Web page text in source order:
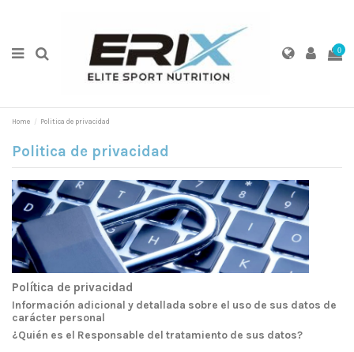
0
Home Politica de privacidad
Politica de privacidad
Política de privacidad
Información adicional y detallada sobre el uso de sus datos de
carácter personal
¿Quién es el Responsable del tratamiento de sus datos?